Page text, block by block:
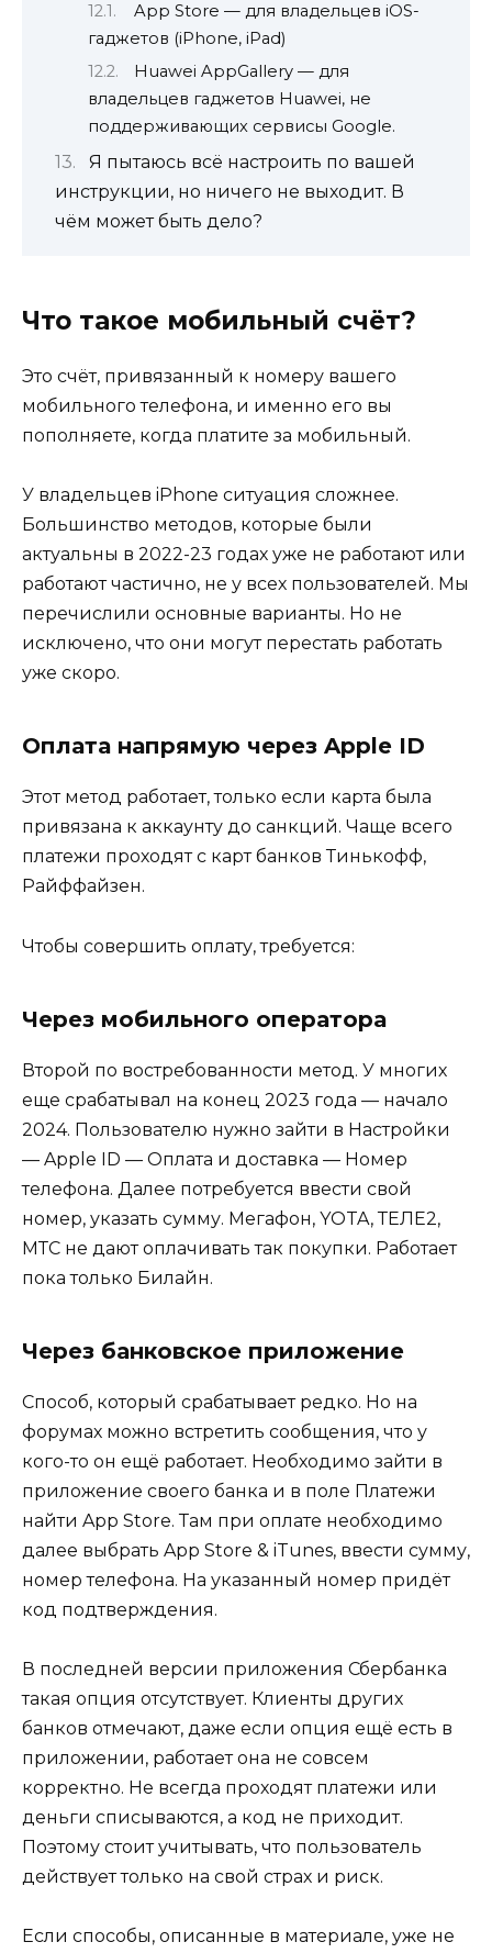
App Store — для владельцев iOS-
гаджетов (iPhone, iPad)
Huawei AppGallery — для
владельцев гаджетов Huawei, не
поддерживающих сервисы Google.
Я пытаюсь всё настроить по вашей
инструкции, но ничего не выходит. В
чём может быть дело?
Что такое мобильный счёт?
Это счёт, привязанный к номеру вашего
мобильного телефона, и именно его вы
пополняете, когда платите за мобильный.
У владельцев iPhone ситуация сложнее.
Большинство методов, которые были
актуальны в 2022-23 годах уже не работают или
работают частично, не у всех пользователей. Мы
перечислили основные варианты. Но не
исключено, что они могут перестать работать
уже скоро.
Оплата напрямую через Apple ID
Этот метод работает, только если карта была
привязана к аккаунту до санкций. Чаще всего
платежи проходят с карт банков Тинькофф,
Райффайзен.
Чтобы совершить оплату, требуется:
Через мобильного оператора
Второй по востребованности метод. У многих
еще срабатывал на конец 2023 года — начало
2024. Пользователю нужно зайти в Настройки
— Apple ID — Оплата и доставка — Номер
телефона. Далее потребуется ввести свой
номер, указать сумму. Мегафон, YOTA, ТЕЛЕ2,
МТС не дают оплачивать так покупки. Работает
пока только Билайн.
Через банковское приложение
Способ, который срабатывает редко. Но на
форумах можно встретить сообщения, что у
кого-то он ещё работает. Необходимо зайти в
приложение своего банка и в поле Платежи
найти App Store. Там при оплате необходимо
далее выбрать App Store & iTunes, ввести сумму,
номер телефона. На указанный номер придёт
код подтверждения.
В последней версии приложения Сбербанка
такая опция отсутствует. Клиенты других
банков отмечают, даже если опция ещё есть в
приложении, работает она не совсем
корректно. Не всегда проходят платежи или
деньги списываются, а код не приходит.
Поэтому стоит учитывать, что пользователь
действует только на свой страх и риск.
Если способы, описанные в материале, уже не